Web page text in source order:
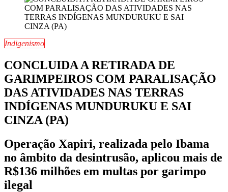
Indigenismo
CONCLUIDA A RETIRADA DE
GARIMPEIROS COM PARALISAÇÃO
DAS ATIVIDADES NAS TERRAS
INDÍGENAS MUNDURUKU E SAI
CINZA (PA)
Operação Xapiri, realizada pelo Ibama
no âmbito da desintrusão, aplicou mais de
R$136 milhões em multas por garimpo
ilegal